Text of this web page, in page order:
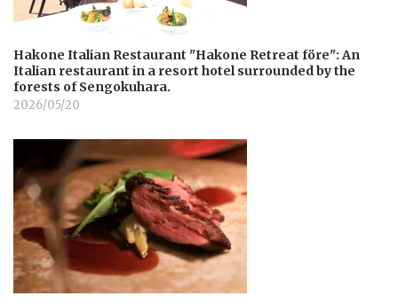
Hakone Italian Restaurant "Hakone Retreat före": An
Italian restaurant in a resort hotel surrounded by the
forests of Sengokuhara.
2026/05/20